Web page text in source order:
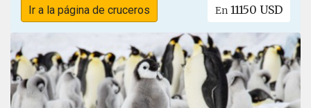
Ir a la página de cruceros En 11150 USD